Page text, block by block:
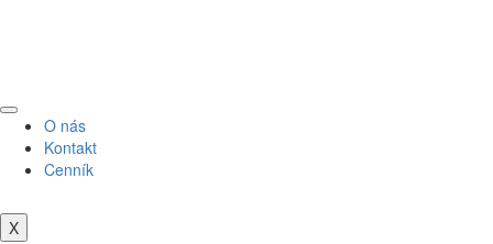
O nás
Kontakt
Cenník
X